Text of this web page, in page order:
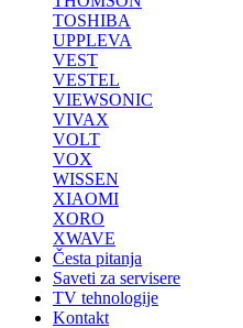
TOSHIBA
UPPLEVA
VEST
VESTEL
VIEWSONIC
VIVAX
VOLT
VOX
WISSEN
XIAOMI
XORO
XWAVE
Česta pitanja
Saveti za servisere
TV tehnologije
Kontakt